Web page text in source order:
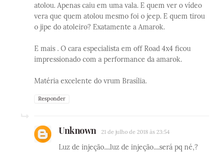
atolou. Apenas caiu em uma vala. E quem ver o vídeo
vera que quem atolou mesmo foi o jeep. E quem tirou
o jipe do atoleiro? Exatamente a Amarok.
E mais . O cara especialista em off Road 4x4 ficou
impressionado com a performance da amarok.
Matéria excelente do vrum Brasília.
Responder
Unknown 21 de julho de 2018 às 23:54
Luz de injeção....luz de injeção....será pq né,?